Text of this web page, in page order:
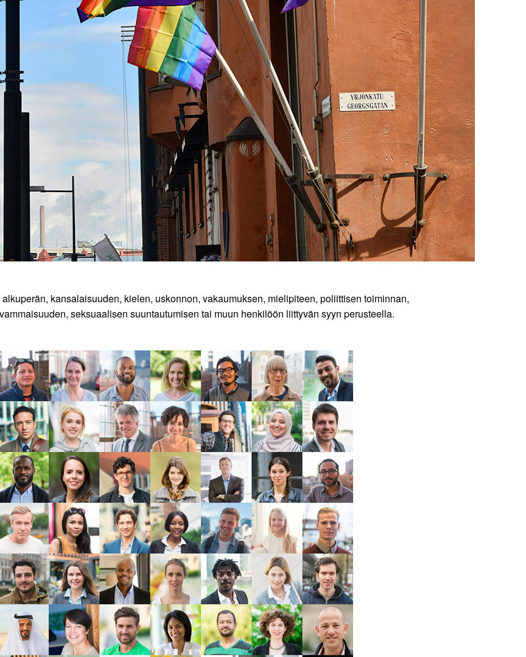
kansalaisuuden, kielen, uskonnon, vakaumuksen, mielipiteen, poliittisen toiminnan,
seksuaalisen suuntautumisen tai muun henkilöön liittyvän syyn perusteella.